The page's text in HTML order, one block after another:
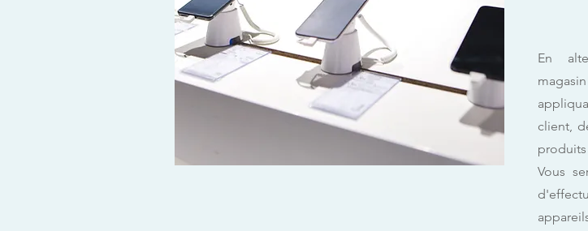
En
client,
Vous